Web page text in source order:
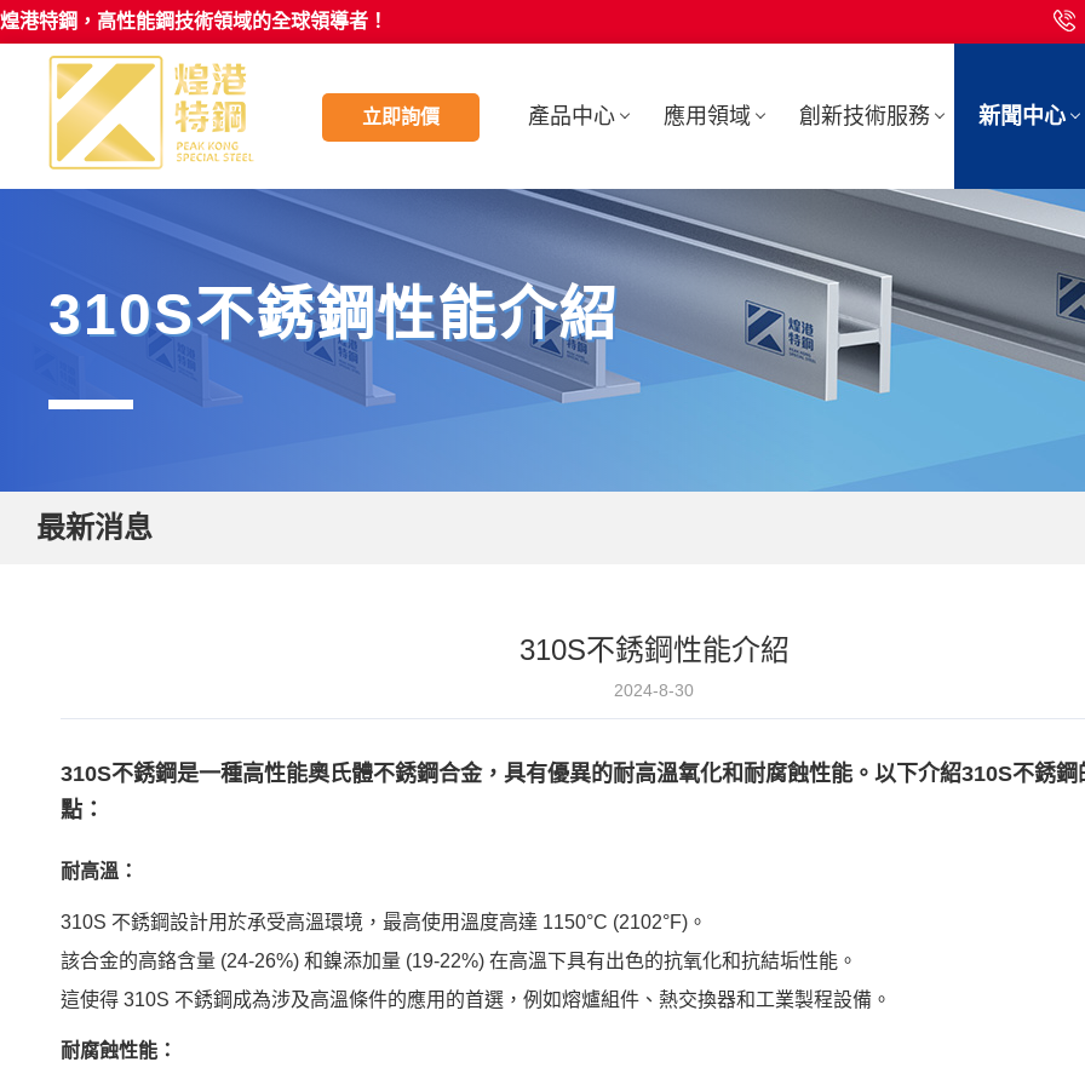
煌港特鋼，高性能鋼技術領域的全球領導者！
立即詢價 產品中心 應用領域 創新技術服務 新聞中心
310S不銹鋼性能介紹
最新消息
310S不銹鋼性能介紹
2024-8-30
310S不銹鋼是一種高性能奧氏體不銹鋼合金，具有優異的耐高溫氧化和耐腐蝕性能。以下介紹310S不銹鋼
點：
耐高溫：
310S 不銹鋼設計用於承受高溫環境，最高使用溫度高達 1150°C (2102°F)。
該合金的高鉻含量 (24-26%) 和鎳添加量 (19-22%) 在高溫下具有出色的抗氧化和抗結垢性能。
這使得 310S 不銹鋼成為涉及高溫條件的應用的首選，例如熔爐組件、熱交換器和工業製程設備。
耐腐蝕性能：